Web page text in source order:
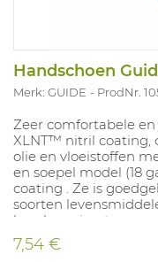
Handschoen
Merk: GUIDE ProdNr.
Zeer comfortabele
XLNT™ nitril coating,
olie en vloeistoffen
en soepel model (18
coating . Ze is
soorten
bescherming tegen
vrij en heeft het
Maten: 6-11.
7,54 €